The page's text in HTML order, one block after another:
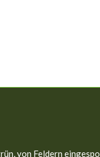
von Feldern